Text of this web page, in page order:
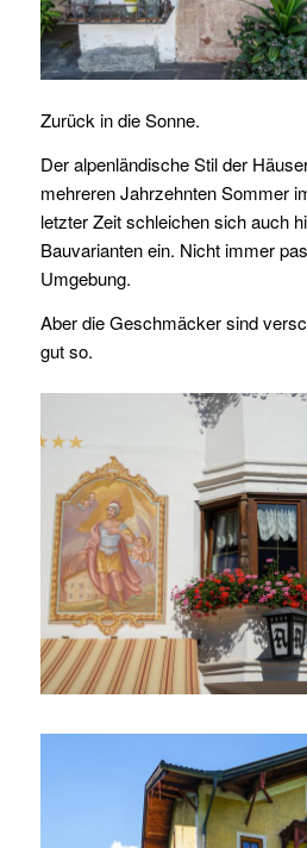
Zurück in die Sonne.
Der alpenländische Stil der
mehreren Jahrzehnten Sommer
letzter Zeit schleichen sich auch
Bauvarianten ein. Nicht immer
Umgebung.
Aber die Geschmäcker sind
gut so.